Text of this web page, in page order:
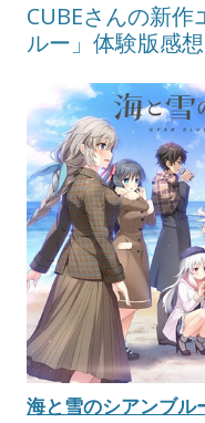
CUBEさんの新
ルー」体験版感想
海と雪のシアンブル